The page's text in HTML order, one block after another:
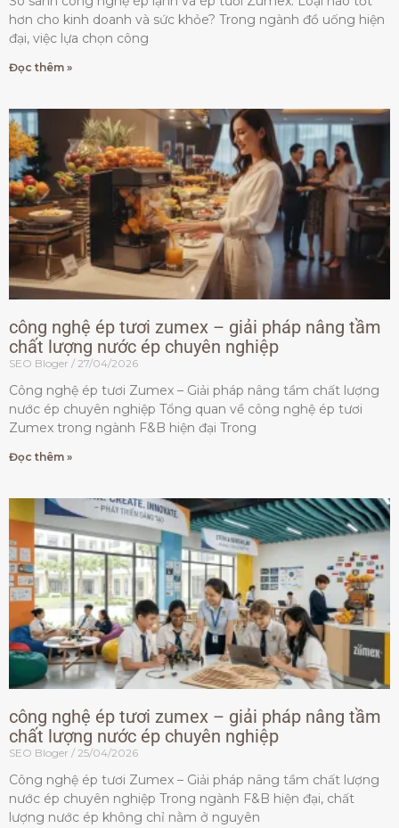
hơn cho kinh doanh và sức khỏe? Trong ngành đồ uống hiện
đại, việc lựa chọn công
Đọc thêm »
công nghệ ép tươi zumex – giải pháp nâng tầm
chất lượng nước ép chuyên nghiệp
SEO Bloger 27/04/2026
Công nghệ ép tươi Zumex – Giải pháp nâng tầm chất lượng
nước ép chuyên nghiệp Tổng quan về công nghệ ép tươi
Zumex trong ngành F&B hiện đại Trong
Đọc thêm »
công nghệ ép tươi zumex – giải pháp nâng tầm
chất lượng nước ép chuyên nghiệp
SEO Bloger 25/04/2026
Công nghệ ép tươi Zumex – Giải pháp nâng tầm chất lượng
nước ép chuyên nghiệp Trong ngành F&B hiện đại, chất
lượng nước ép không chỉ nằm ở nguyên